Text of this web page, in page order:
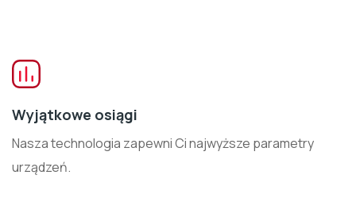
Wyjątkowe osiągi
Nasza technologia zapewni Ci najwyższe parametry
urządzeń.